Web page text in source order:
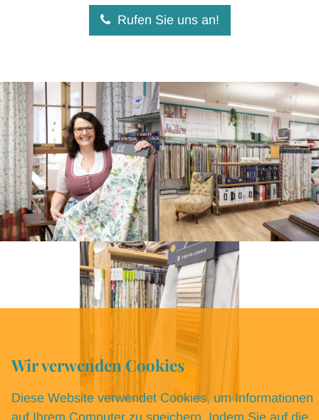
Wir verwenden Cookies
Diese Website verwendet Cookies, um Informationen
auf Ihrem Computer zu speichern. Indem Sie auf die
Rufen Sie uns an!